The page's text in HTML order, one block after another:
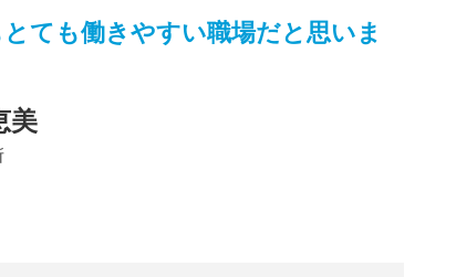
ても働きやすい職場だと思いま
美